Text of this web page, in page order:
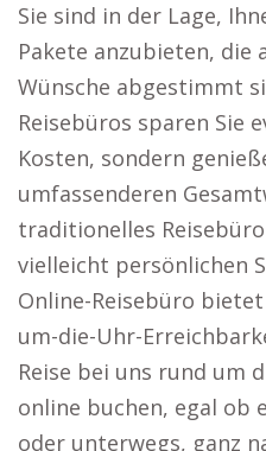
Sie sind in der Lage,
Pakete anzubieten, die
Wünsche abgestimmt
Reisebüros sparen Sie
Kosten, sondern
umfassenderen
traditionelles
vielleicht persönlichen
Online-Reisebüro
um-die-Uhr-
Reise bei uns rund um
online buchen, egal ob
oder unterwegs, ganz